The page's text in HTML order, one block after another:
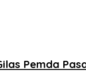
Pemda